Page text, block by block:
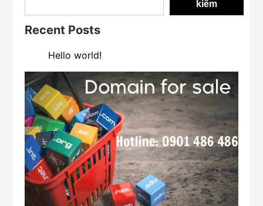
kiếm
Recent Posts
Hello world!